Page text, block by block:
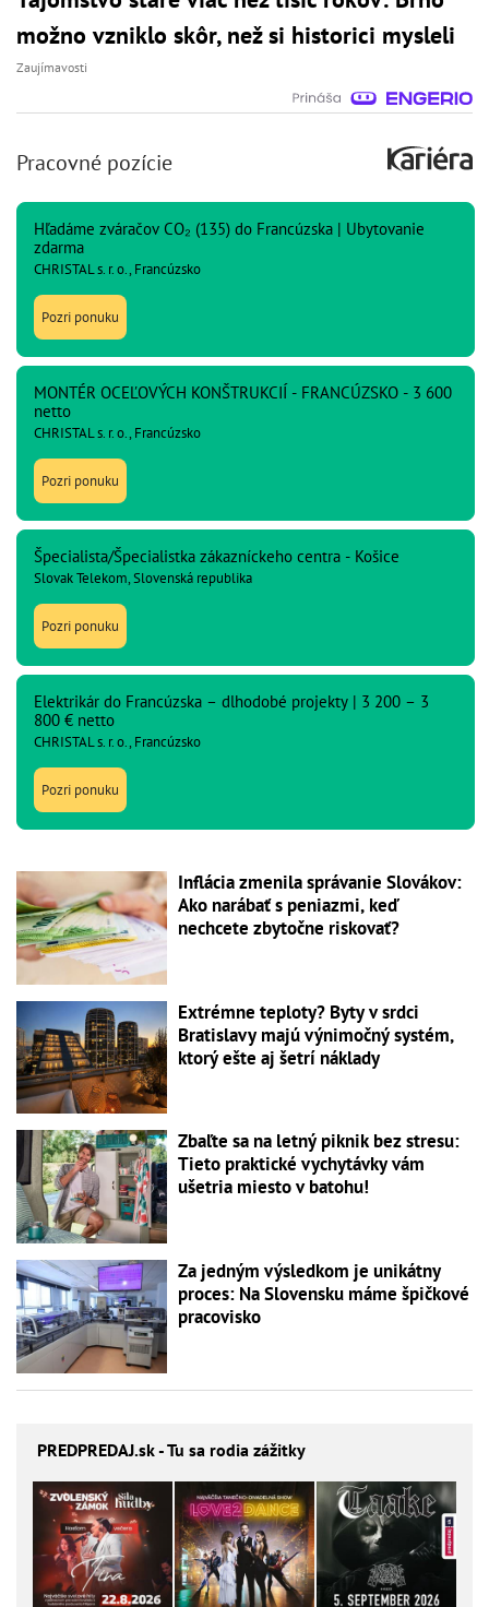
možno vzniklo skôr, než si historici mysleli
Zaujímavosti
Pracovné pozície
Hľadáme zváračov CO₂ (135) do Francúzska | Ubytovanie
zdarma
CHRISTAL s. r. o., Francúzsko
Pozri ponuku
MONTÉR OCEĽOVÝCH KONŠTRUKCIÍ - FRANCÚZSKO - 3 600
netto
CHRISTAL s. r. o., Francúzsko
Pozri ponuku
Špecialista/Špecialistka zákazníckeho centra - Košice
Slovak Telekom, Slovenská republika
Pozri ponuku
Elektrikár do Francúzska – dlhodobé projekty | 3 200 – 3
800 € netto
CHRISTAL s. r. o., Francúzsko
Pozri ponuku
Inflácia zmenila správanie Slovákov:
Ako narábať s peniazmi, keď
nechcete zbytočne riskovať?
Extrémne teploty? Byty v srdci
Bratislavy majú výnimočný systém,
ktorý ešte aj šetrí náklady
Zbaľte sa na letný piknik bez stresu:
Tieto praktické vychytávky vám
ušetria miesto v batohu!
Za jedným výsledkom je unikátny
proces: Na Slovensku máme špičkové
pracovisko
PREDPREDAJ.sk - Tu sa rodia zážitky